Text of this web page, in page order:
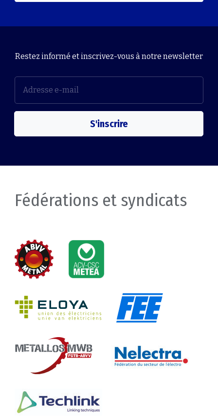
Restez informé et inscrivez-vous à notre newsletter
S'inscrire
Fédérations et syndicats